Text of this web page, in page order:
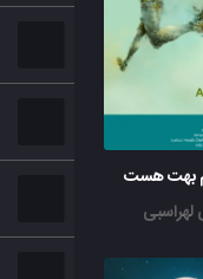
بهت هست
لهراسبی